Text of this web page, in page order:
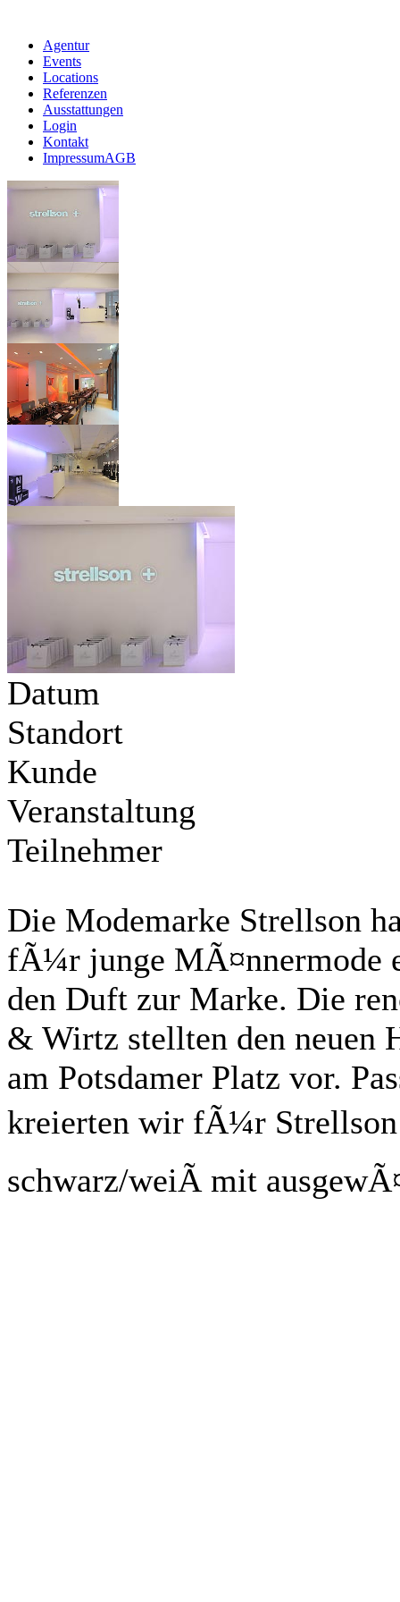
Agentur
Events
Locations
Referenzen
Ausstattungen
Login
Kontakt
ImpressumAGB
Datum
Standort
Kunde
Veranstaltung
Teilnehmer
Die Modemarke Strellson
fÃ¼r junge MÃ¤nnermode
den Duft zur Marke. Die
& Wirtz stellten den neuen
am Potsdamer Platz vor.
kreierten wir fÃ¼r Strellson
schwarz/weiÃ mit